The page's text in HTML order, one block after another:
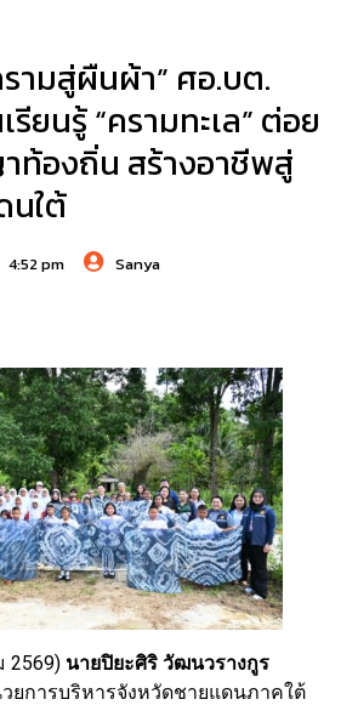
ามสู่ผืนผ้า” ศอ.บต.
ยนรู้ “ครามทะเล” ต่อย
องถิ่น สร้างอาชีพสู่
นใต้
4:52 pm Sanya
2569) นายปิยะศิริ วัฒนวรางกูร
ยการบริหารจังหวัดชายแดนภาคใต้